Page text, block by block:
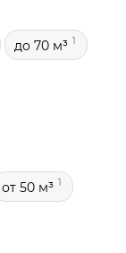
до 70 м³ 1
от 50 м³ 1